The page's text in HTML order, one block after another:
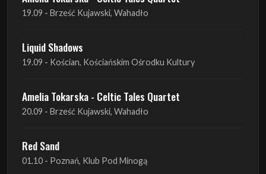
19.09 - Kościan, Kościańskim Ośrodku Kultury
Amelia Tokarska - Celtic Tales Quartet
20.09 - Brześć Kujawski, Wahadło
Red Sand
Haken